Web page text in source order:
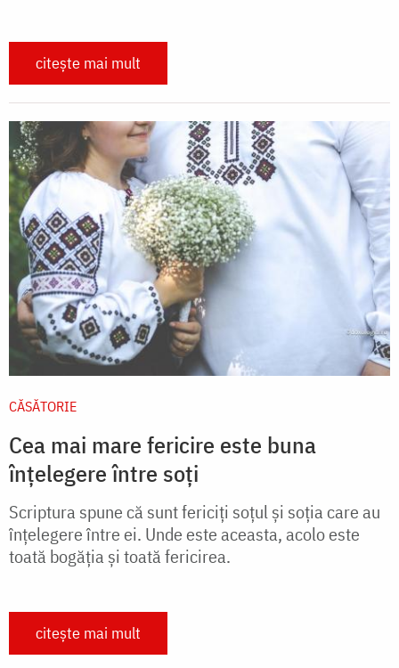
citește mai mult
CĂSĂTORIE
Cea mai mare fericire este buna
înțelegere între soți
Scriptura spune că sunt fericiţi soţul şi soţia care au
înţelegere în­tre ei. Unde este aceasta, acolo este
toată bogăţia şi toată fericirea.
citește mai mult